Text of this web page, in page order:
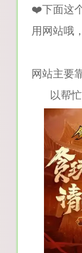
❤️下面这
用网站哦
网站主要
以帮